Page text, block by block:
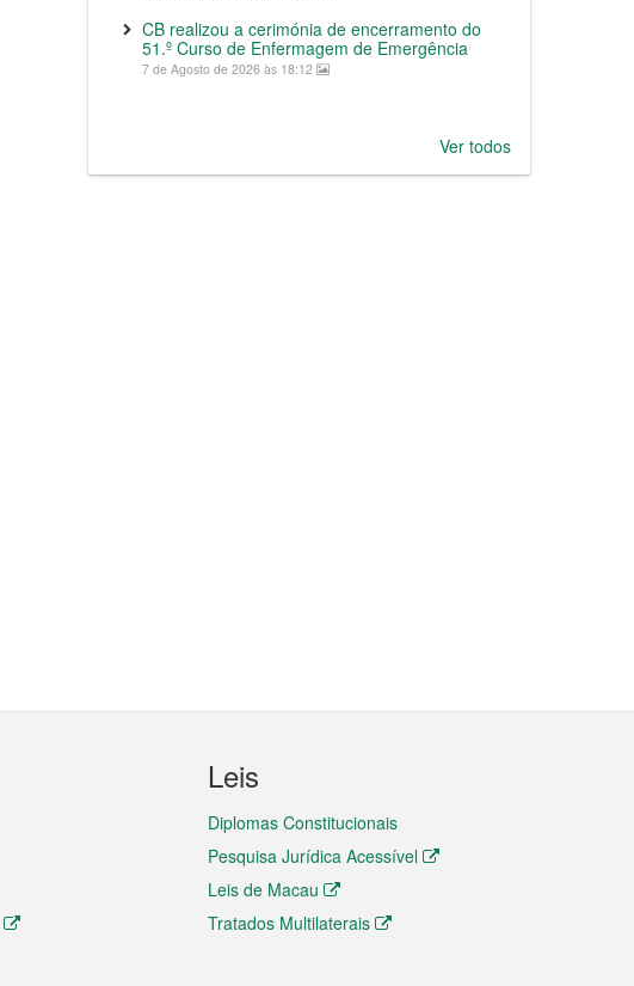
CB realizou a cerimónia de encerramento do
51.º Curso de Enfermagem de Emergência
7 de Agosto de 2026 às 18:12
Ver todos
Leis
Diplomas Constitucionais
Pesquisa Jurídica Acessível
Leis de Macau
Tratados Multilaterais